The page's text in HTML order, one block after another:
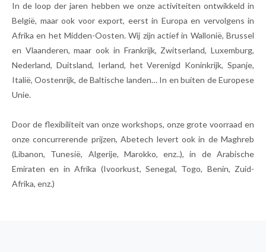
In de loop der jaren hebben we onze activiteiten ontwikkeld in
België, maar ook voor export, eerst in Europa en vervolgens in
Afrika en het Midden-Oosten. Wij zijn actief in Wallonië, Brussel
en Vlaanderen, maar ook in Frankrijk, Zwitserland, Luxemburg,
Nederland, Duitsland, Ierland, het Verenigd Koninkrijk, Spanje,
Italië, Oostenrijk, de Baltische landen… In en buiten de Europese
Unie.
Door de flexibiliteit van onze workshops, onze grote voorraad en
onze concurrerende prijzen, Abetech levert ook in de Maghreb
(Libanon, Tunesië, Algerije, Marokko, enz..), in de Arabische
Emiraten en in Afrika (Ivoorkust, Senegal, Togo, Benin, Zuid-
Afrika, enz.)